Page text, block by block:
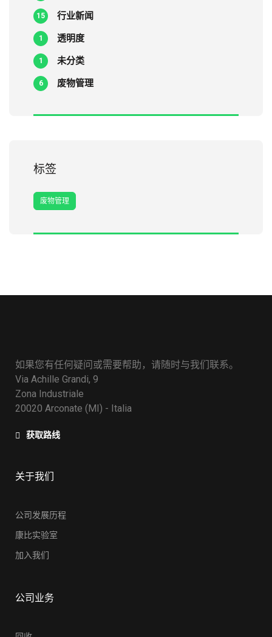
行业新闻
15
透明度
1
未分类
1
废物管理
6
标签
废物管理
如果您有任何疑问或需要帮助，请随时与我们联系。
Via Achille Grandi, 9
Zona Industriale
20020 Arconate (MI) - Italia
获取路线
关于我们
公司发展历程
康比实验室
加入我们
公司业务